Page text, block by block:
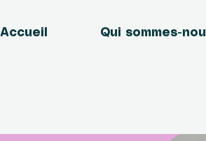
Accueil Qui sommes-